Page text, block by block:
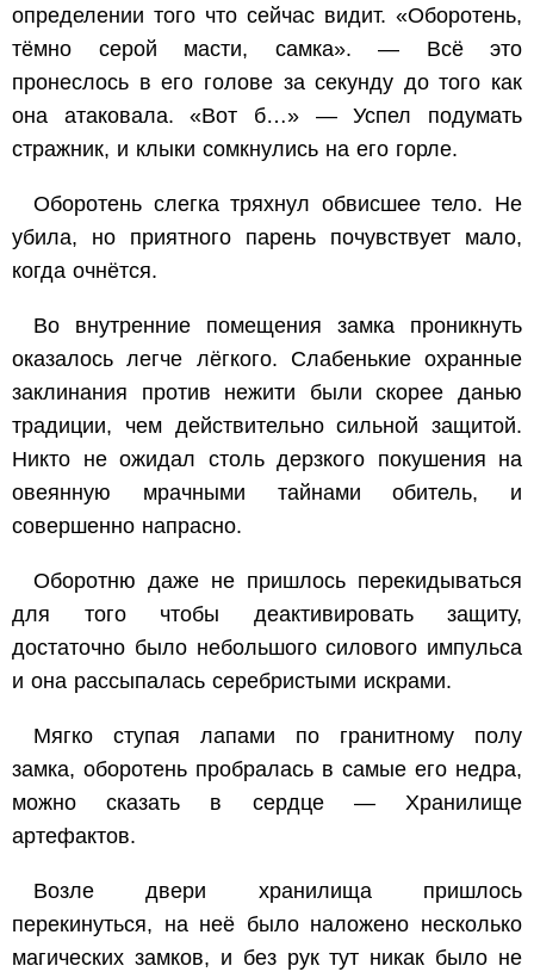
определении того что сейчас видит. «Оборотень,
тёмно серой масти, самка». — Всё это
пронеслось в его голове за секунду до того как
она атаковала. «Вот б…» — Успел подумать
стражник, и клыки сомкнулись на его горле.
Оборотень слегка тряхнул обвисшее тело. Не
убила, но приятного парень почувствует мало,
когда очнётся.
Во внутренние помещения замка проникнуть
оказалось легче лёгкого. Слабенькие охранные
заклинания против нежити были скорее данью
традиции, чем действительно сильной защитой.
Никто не ожидал столь дерзкого покушения на
овеянную мрачными тайнами обитель, и
совершенно напрасно.
Оборотню даже не пришлось перекидываться
для того чтобы деактивировать защиту,
достаточно было небольшого силового импульса
и она рассыпалась серебристыми искрами.
Мягко ступая лапами по гранитному полу
замка, оборотень пробралась в самые его недра,
можно сказать в сердце — Хранилище
артефактов.
Возле двери хранилища пришлось
перекинуться, на неё было наложено несколько
магических замков, и без рук тут никак было не